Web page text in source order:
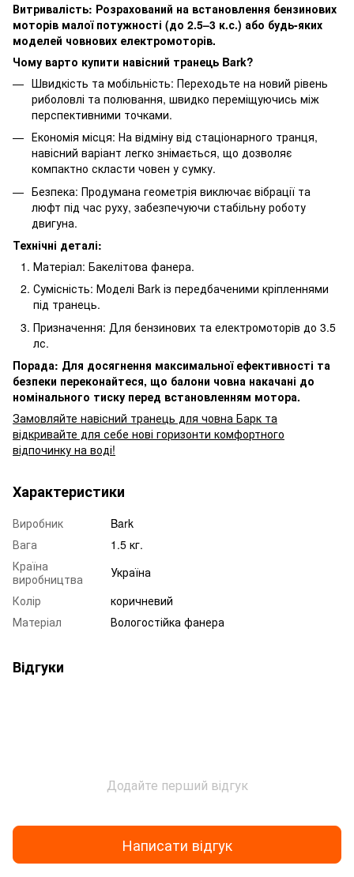
Витривалість: Розрахований на встановлення бензинових
моторів малої потужності (до 2.5–3 к.с.) або будь-яких
моделей човнових електромоторів.
Чому варто купити навісний транець Bark?
Швидкість та мобільність: Переходьте на новий рівень
риболовлі та полювання, швидко переміщуючись між
перспективними точками.
Економія місця: На відміну від стаціонарного транця,
навісний варіант легко знімається, що дозволяє
компактно скласти човен у сумку.
Безпека: Продумана геометрія виключає вібрації та
люфт під час руху, забезпечуючи стабільну роботу
двигуна.
Технічні деталі:
Матеріал: Бакелітова фанера.
Сумісність: Моделі Bark із передбаченими кріпленнями
під транець.
Призначення: Для бензинових та електромоторів до 3.5
лс.
Порада: Для досягнення максимальної ефективності та
безпеки переконайтеся, що балони човна накачані до
номінального тиску перед встановленням мотора.
Замовляйте навісний транець для човна Барк та
відкривайте для себе нові горизонти комфортного
відпочинку на воді!
Характеристики
Виробник
Bark
Вага
1.5 кг.
Країна
виробництва
Україна
Колір
коричневий
Матеріал
Вологостійка фанера
Відгуки
Додайте перший відгук
Написати відгук